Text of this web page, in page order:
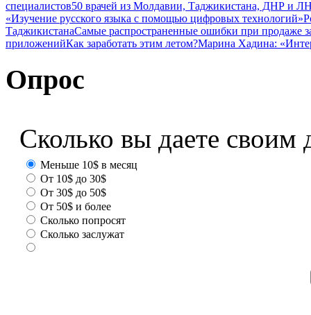
специалистов50 врачей из Молдавии, Таджикистана, ДНР и
«Изучение русского языка с помощью цифровых технологий»
ТаджикистанаСамые распространенные ошибки при продаже
приложенийКак заработать этим летом?Марина Хадина:
Опрос
Сколько вы даете своим
Меньше 10$ в месяц
От 10$ до 30$
От 30$ до 50$
От 50$ и более
Сколько попросят
Сколько заслужат